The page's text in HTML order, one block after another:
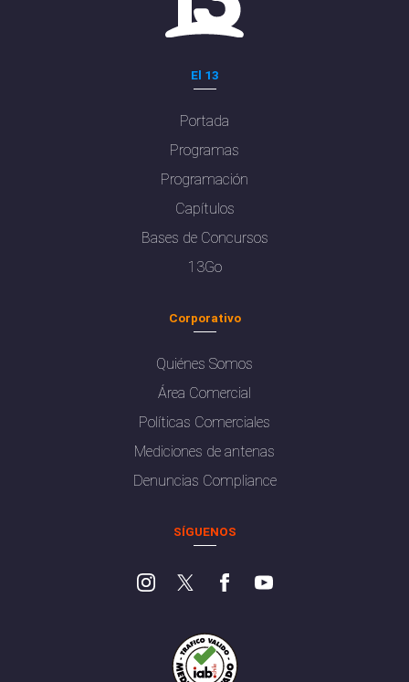
El 13
Portada
Programas
Programación
Capítulos
Bases de Concursos
13Go
Corporativo
Quiénes Somos
Área Comercial
Políticas Comerciales
Mediciones de antenas
Denuncias Compliance
SÍGUENOS